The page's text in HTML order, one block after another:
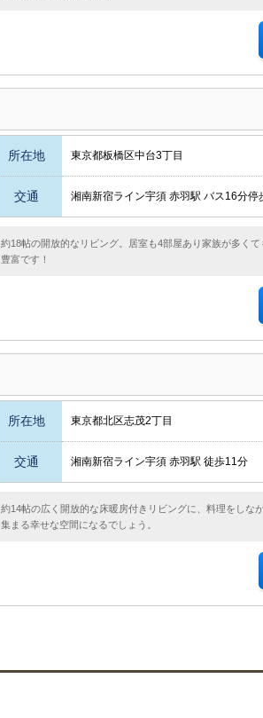
所在地 東京都板橋区中台3丁目
交通 湘南新宿ライン宇須 赤羽駅 バス16分停
約18帖の開放的なリビング。居室も4部屋あり家族が多く
豊富です！
所在地 東京都北区志茂2丁目
交通 湘南新宿ライン宇須 赤羽駅 徒歩11分
約14帖の広く開放的な床暖房付きリビングに、料理をしな
集まる幸せな空間になるでしょう。